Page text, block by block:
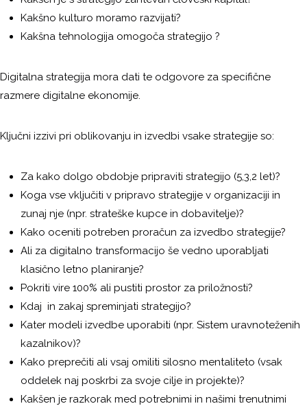
Kakšno kulturo moramo razvijati?
Kakšna tehnologija omogoča strategijo ?
Digitalna strategija mora dati te odgovore za specifične
razmere digitalne ekonomije.
Ključni izzivi pri oblikovanju in izvedbi vsake strategije so:
Za kako dolgo obdobje pripraviti strategijo (5,3,2 let)?
Koga vse vključiti v pripravo strategije v organizaciji in
zunaj nje (npr. strateške kupce in dobavitelje)?
Kako oceniti potreben proračun za izvedbo strategije?
Ali za digitalno transformacijo še vedno uporabljati
klasično letno planiranje?
Pokriti vire 100% ali pustiti prostor za priložnosti?
Kdaj in zakaj spreminjati strategijo?
Kater modeli izvedbe uporabiti (npr. Sistem uravnoteženih
kazalnikov)?
Kako preprečiti ali vsaj omiliti silosno mentaliteto (vsak
oddelek naj poskrbi za svoje cilje in projekte)?
Kakšen je razkorak med potrebnimi in našimi trenutnimi